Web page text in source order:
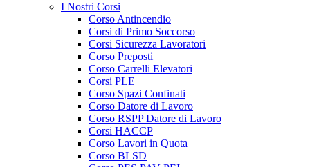
I Nostri Corsi
Corso Antincendio
Corsi di Primo Soccorso
Corsi Sicurezza Lavoratori
Corso Preposti
Corso Carrelli Elevatori
Corsi PLE
Corso Spazi Confinati
Corso Datore di Lavoro
Corso RSPP Datore di Lavoro
Corsi HACCP
Corso Lavori in Quota
Corso BLSD